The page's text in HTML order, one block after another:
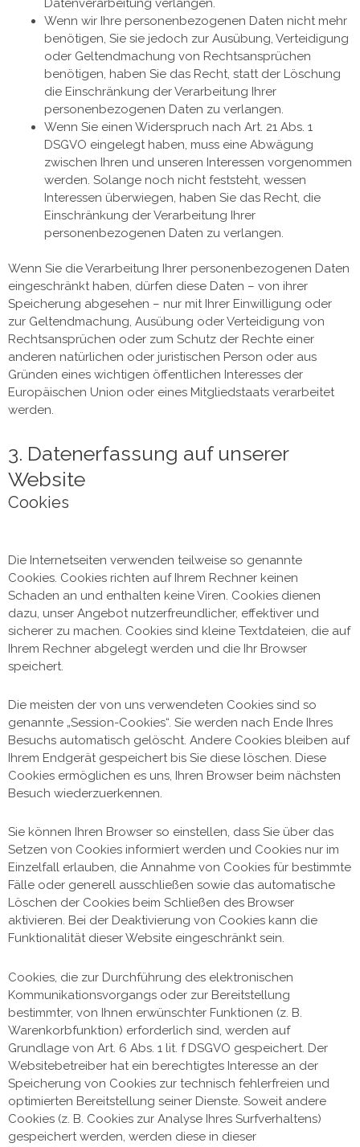
Datenverarbeitung verlangen.
Wenn wir Ihre personenbezogenen Daten nicht mehr
benötigen, Sie sie jedoch zur Ausübung, Verteidigung
oder Geltendmachung von Rechtsansprüchen
benötigen, haben Sie das Recht, statt der Löschung
die Einschränkung der Verarbeitung Ihrer
personenbezogenen Daten zu verlangen.
Wenn Sie einen Widerspruch nach Art. 21 Abs. 1
DSGVO eingelegt haben, muss eine Abwägung
zwischen Ihren und unseren Interessen vorgenommen
werden. Solange noch nicht feststeht, wessen
Interessen überwiegen, haben Sie das Recht, die
Einschränkung der Verarbeitung Ihrer
personenbezogenen Daten zu verlangen.
Wenn Sie die Verarbeitung Ihrer personenbezogenen Daten
eingeschränkt haben, dürfen diese Daten – von ihrer
Speicherung abgesehen – nur mit Ihrer Einwilligung oder
zur Geltendmachung, Ausübung oder Verteidigung von
Rechtsansprüchen oder zum Schutz der Rechte einer
anderen natürlichen oder juristischen Person oder aus
Gründen eines wichtigen öffentlichen Interesses der
Europäischen Union oder eines Mitgliedstaats verarbeitet
werden.
3. Datenerfassung auf unserer
Website
Cookies
Die Internetseiten verwenden teilweise so genannte
Cookies. Cookies richten auf Ihrem Rechner keinen
Schaden an und enthalten keine Viren. Cookies dienen
dazu, unser Angebot nutzerfreundlicher, effektiver und
sicherer zu machen. Cookies sind kleine Textdateien, die auf
Ihrem Rechner abgelegt werden und die Ihr Browser
speichert.
Die meisten der von uns verwendeten Cookies sind so
genannte „Session-Cookies“. Sie werden nach Ende Ihres
Besuchs automatisch gelöscht. Andere Cookies bleiben auf
Ihrem Endgerät gespeichert bis Sie diese löschen. Diese
Cookies ermöglichen es uns, Ihren Browser beim nächsten
Besuch wiederzuerkennen.
Sie können Ihren Browser so einstellen, dass Sie über das
Setzen von Cookies informiert werden und Cookies nur im
Einzelfall erlauben, die Annahme von Cookies für bestimmte
Fälle oder generell ausschließen sowie das automatische
Löschen der Cookies beim Schließen des Browser
aktivieren. Bei der Deaktivierung von Cookies kann die
Funktionalität dieser Website eingeschränkt sein.
Cookies, die zur Durchführung des elektronischen
Kommunikationsvorgangs oder zur Bereitstellung
bestimmter, von Ihnen erwünschter Funktionen (z. B.
Warenkorbfunktion) erforderlich sind, werden auf
Grundlage von Art. 6 Abs. 1 lit. f DSGVO gespeichert. Der
Websitebetreiber hat ein berechtigtes Interesse an der
Speicherung von Cookies zur technisch fehlerfreien und
optimierten Bereitstellung seiner Dienste. Soweit andere
Cookies (z. B. Cookies zur Analyse Ihres Surfverhaltens)
gespeichert werden, werden diese in dieser